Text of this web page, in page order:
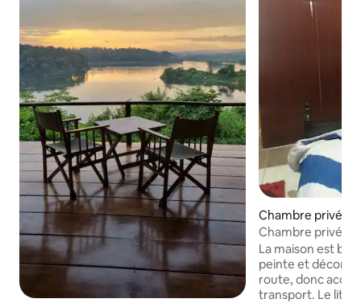
Chambre privée ⋅
Chambre privée,
propre pour se
La maison est
peinte et
route, donc
transport. Le lit